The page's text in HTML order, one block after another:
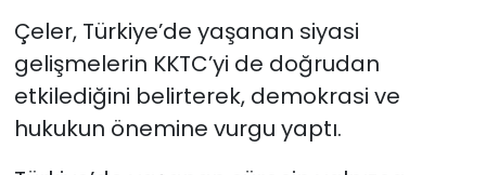
Çeler, Türkiye’de yaşanan siyasi
gelişmelerin KKTC’yi de doğrudan
etkilediğini belirterek, demokrasi ve
hukukun önemine vurgu yaptı.